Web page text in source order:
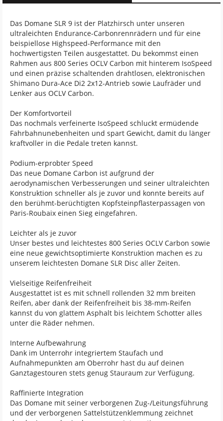
Das Domane SLR 9 ist der Platzhirsch unter unseren
ultraleichten Endurance-Carbonrennrädern und für eine
beispiellose Highspeed-Performance mit den
hochwertigsten Teilen ausgestattet. Du bekommst einen
Rahmen aus 800 Series OCLV Carbon mit hinterem IsoSpeed
und einen präzise schaltenden drahtlosen, elektronischen
Shimano Dura-Ace Di2 2x12-Antrieb sowie Laufräder und
Lenker aus OCLV Carbon.
Der Komfortvorteil
Das nochmals verfeinerte IsoSpeed schluckt ermüdende
Fahrbahnunebenheiten und spart Gewicht, damit du länger
kraftvoller in die Pedale treten kannst.
Podium-erprobter Speed
Das neue Domane Carbon ist aufgrund der
aerodynamischen Verbesserungen und seiner ultraleichten
Konstruktion schneller als je zuvor und konnte bereits auf
den berühmt-berüchtigten Kopfsteinpflasterpassagen von
Paris-Roubaix einen Sieg eingefahren.
Leichter als je zuvor
Unser bestes und leichtestes 800 Series OCLV Carbon sowie
eine neue gewichtsoptimierte Konstruktion machen es zu
unserem leichtesten Domane SLR Disc aller Zeiten.
Vielseitige Reifenfreiheit
Ausgestattet ist es mit schnell rollenden 32 mm breiten
Reifen, aber dank der Reifenfreiheit bis 38-mm-Reifen
kannst du von glattem Asphalt bis leichtem Schotter alles
unter die Räder nehmen.
Interne Aufbewahrung
Dank im Unterrohr integriertem Staufach und
Aufnahmepunkten am Oberrohr hast du auf deinen
Ganztagestouren stets genug Stauraum zur Verfügung.
Raffinierte Integration
Das Domane mit seiner verborgenen Zug-/Leitungsführung
und der verborgenen Sattelstützenklemmung zeichnet